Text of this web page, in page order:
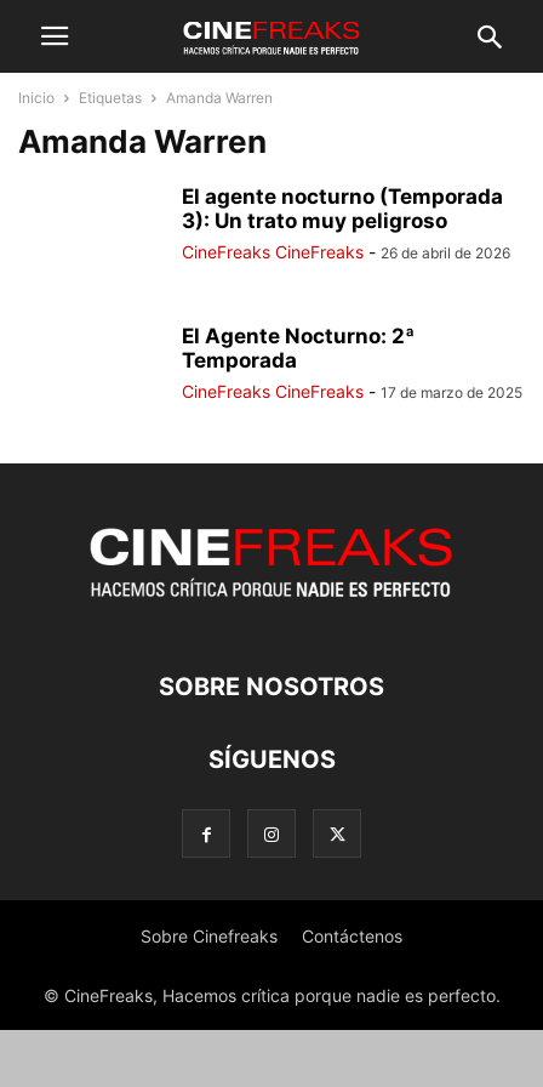
Inicio Etiquetas Amanda Warren
Amanda Warren
El agente nocturno (Temporada
3): Un trato muy peligroso
CineFreaks CineFreaks - 26 de abril de 2026
El Agente Nocturno: 2ª
Temporada
CineFreaks CineFreaks - 17 de marzo de 2025
SOBRE NOSOTROS
SÍGUENOS
Sobre Cinefreaks Contáctenos
© CineFreaks, Hacemos crítica porque nadie es perfecto.